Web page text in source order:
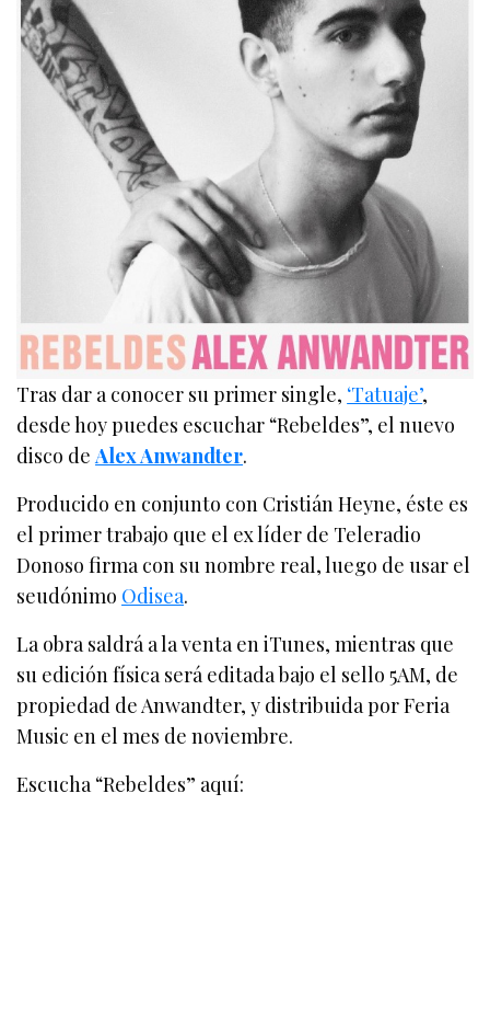
Tras dar a conocer su primer single, ‘Tatuaje’,
desde hoy puedes escuchar “Rebeldes”, el nuevo
disco deAlex Anwandter.
Producido en conjunto con Cristián Heyne, éste es
el primer trabajo que el ex líder de Teleradio
Donoso firma con su nombre real, luego de usar el
seudónimo Odisea.
La obra saldrá a la venta en iTunes, mientras que
su edición física será editada bajo el sello 5AM, de
propiedad de Anwandter, y distribuida por Feria
Music en el mes de noviembre.
Escucha “Rebeldes” aquí: